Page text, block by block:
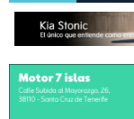
Brito y
a